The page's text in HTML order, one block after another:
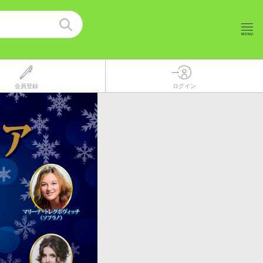
会員登録 ログイン